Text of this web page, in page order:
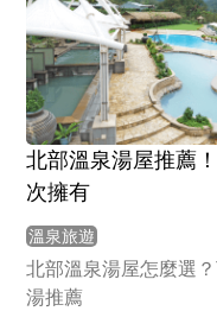
北部溫泉湯屋推薦
次擁有
溫泉旅遊
北部溫泉湯屋怎麼選
湯推薦